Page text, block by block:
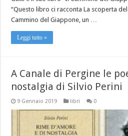
“Questo libro ci racconta La scoperta del
Cammino del Giappone, un …
Leggi tutto »
A Canale di Pergine le
nostalgia di Silvio Perini
9 Gennaio 2019 libri 0